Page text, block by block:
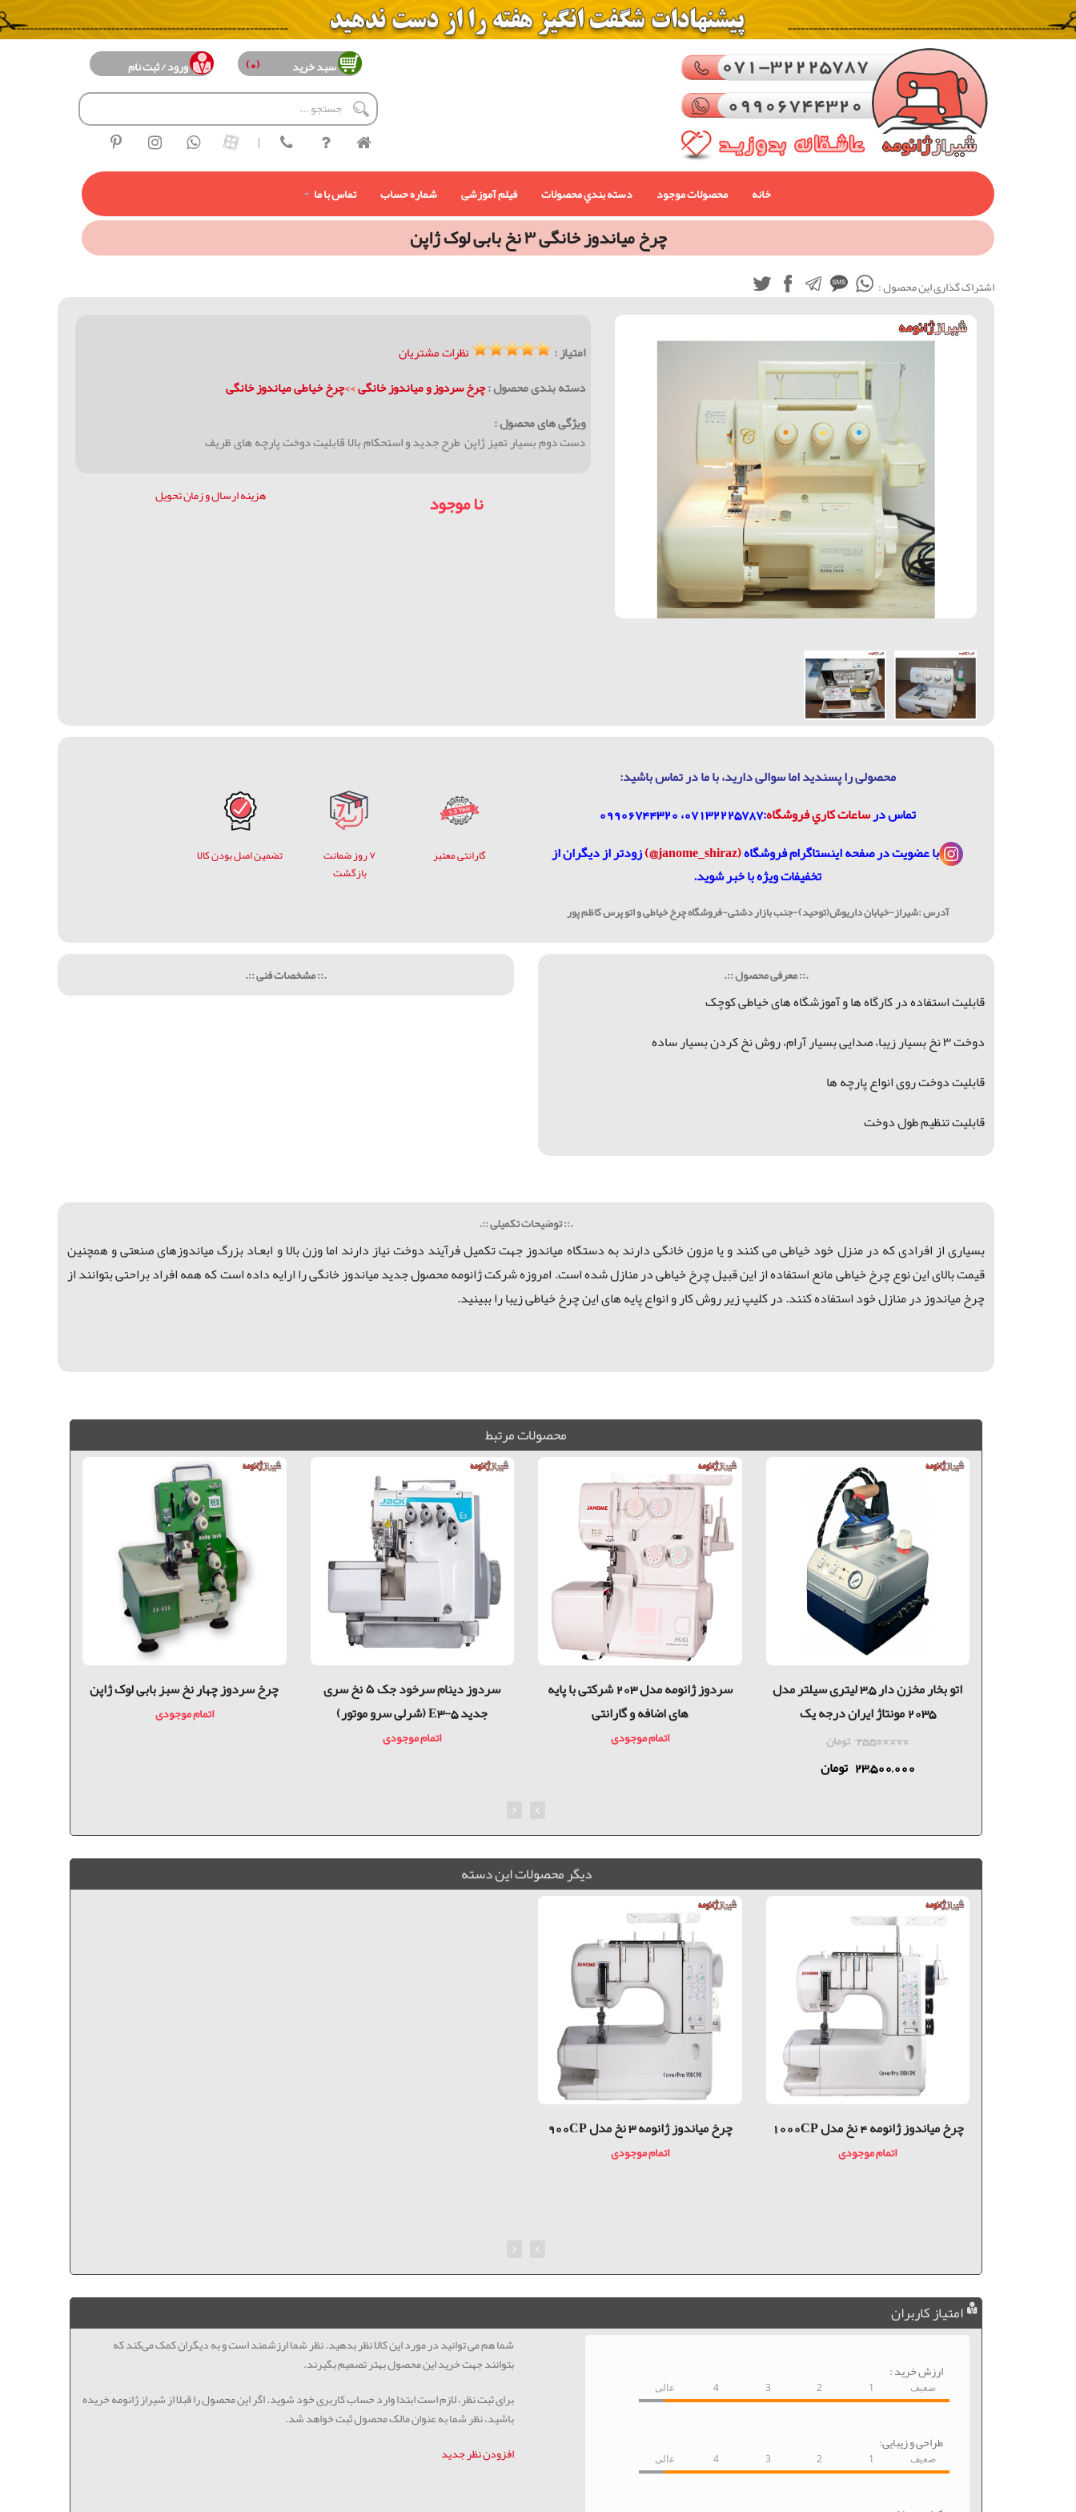
سبد خرید (0) ورود / ثبت نام
|
خانه محصولات موجود دسته بندي محصولات فیلم آموزشی شماره حساب تماس با ما
چرخ میاندوز خانگی ۳ نخ بابی لوک ژاپن
اشتراک گذاری این محصول :
امتیاز :
نظرات مشتریان
دسته بندی محصول :چرخ سردوز و میاندوز خانگی>>چرخ خیاطی میاندوز خانگی
ویژگی های محصول :
دست دوم بسیار تمیز ژاپن٬ طرح جدید و استحکام بالا قابلیت دوخت پارچه های ظریف
نا موجود هزینه ارسال و زمان تحویل
محصولی را پسندید اما سوالی دارید، با ما در تماس باشيد:
تماس درساعات كاري فروشگاه:07132225787، 09906744320
با عضویت درصفحه اینستاگرام فروشگاه(janome_shiraz@)
زودتر از دیگران از
تخفیفات ویژه با خبر شوید.
آدرس :شیراز-خیابان داریوش(توحید)-جنب بازار دشتی-فروشگاه چرخ خیاطی و اتو پرس کاظم پور
گارانتی معتبر
۷ روز ضمانت
بازگشت
تضمین اصل بودن کالا
.:: معرفی محصول ::.
قابلیت استفاده در کارگاه ها و آموزشگاه های خیاطی کوچک
دوخت ۳ نخ بسیار زیبا، صدایی بسیار آرام، روش نخ کردن بسیار ساده
قابلیت دوخت روی انواع پارچه ها
قابلیت تنظیم طول دوخت
.:: مشخصات فنی ::.
.:: توضیحات تکمیلی ::.
بسیاری از افرادی که در منزل خود خیاطی می کنند و یا مزون خانگی دارند به دستگاه میاندوز جهت تکمیل فرآیند دوخت نیاز دارند اما وزن بالا و ابعـاد بزرگ میاندوزهای صنعتی و همچنین
قیمت بالای این نوع چرخ خیاطی مانع استفاده از این قبیل چرخ خیاطی در منازل شده است. امروزه شرکت ژانومه محصول جدید میاندوز خانگی را ارایه داده است که همه افراد براحتی بتوانند از
چرخ میاندوز در منازل خود استفاده کنند. در کلیپ زیر روش کار و انواع پایه های این چرخ خیاطی زیبا را ببینید.
محصولات مرتبط
چرخ سردوز چهار نخ سبز بابی لوک ژاپن
اتمام موجودی
سردوز دینام سرخود جک ۵ نخ سری
جدید E3-5 (شرلی سرو موتور)
اتمام موجودی
سردوز ژانومه مدل 203 شرکتی با پایه
های اضافه و گارانتی
اتمام موجودی
اتو بخار مخزن دار 3,5 لیتری سیلتر مدل
2035 مونتاژ ایران درجه یک
25,500,000 تومان
23,500,000 تومان
ديگر محصولات اين دسته
چرخ مياندوز ژانومه 3 نخ مدل 900CP
اتمام موجودی
چرخ مياندوز ژانومه 4 نخ مدل 1000CP
اتمام موجودی
امتیاز کاربران
ارزش خرید :
ضعیف 1
2
3
4 عالی
طراحی و زیبایی:
ضعیف 1
2
3
4 عالی
شما هم می توانید در مورد این کالا نظر بدهید. نظر شما ارزشمند است و به دیگران کمک می‌کند که
بتوانند جهت خرید این محصول بهتر تصمیم بگیرند.
برای ثبت نظر، لازم است ابتدا وارد حساب کاربری خود شوید. اگر این محصول را قبلا از شیراز ژانومه خریده
باشید، نظر شما به عنوان مالک محصول ثبت خواهد شد.
افزودن نظر جدید